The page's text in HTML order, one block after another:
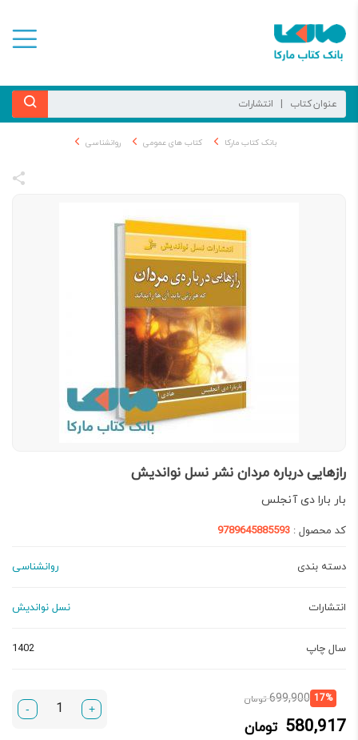
بانک کتاب مارکا کتاب های عمومی روانشناسی
رازهایی درباره مردان نشر نسل نواندیش
بار بارا دی آنجلس
کد محصول : 9789645885593
دسته بندی روانشناسی
انتشارات نسل نواندیش
سال چاپ 1402
17%
699,900 تومانقیمت
580,917 تومان
قیمت
580,917 تومان.
+
-